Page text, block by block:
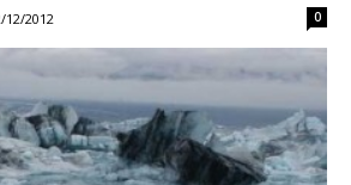
12/2012 0